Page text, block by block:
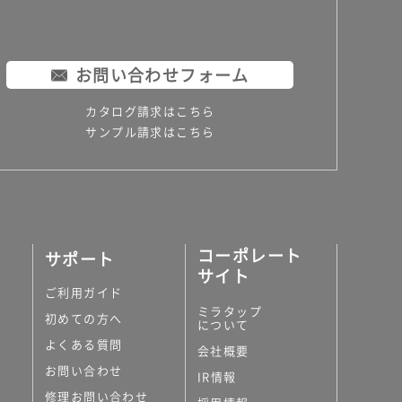
お問い合わせフォーム
カタログ請求はこちら
サンプル請求はこちら
サポート
ご利用ガイド
初めての方へ
よくある質問
お問い合わせ
修理お問い合わせ
コーポレート
サイト
ミラタップ
について
会社概要
IR情報